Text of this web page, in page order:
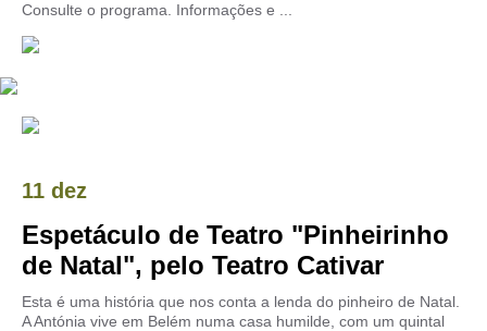
Consulte o programa. Informações e ...
11 dez
Espetáculo de Teatro "Pinheirinho
de Natal", pelo Teatro Cativar
Esta é uma história que nos conta a lenda do pinheiro de Natal.
A Antónia vive em Belém numa casa humilde, com um quintal